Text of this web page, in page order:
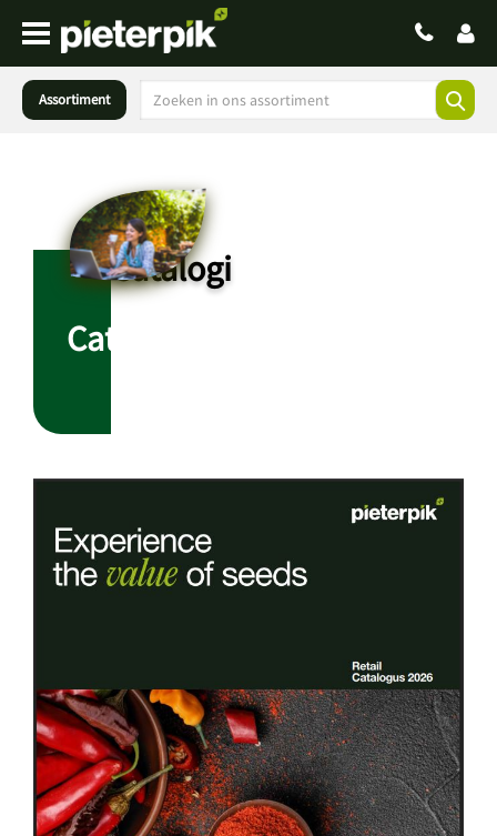
Assortiment
Catalogi
Catalogi